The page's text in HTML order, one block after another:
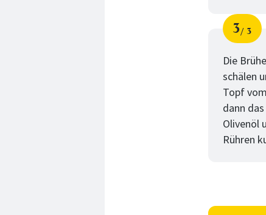
3
von
3
Die
schälen
Topf
dann
Olivenöl
Rühren